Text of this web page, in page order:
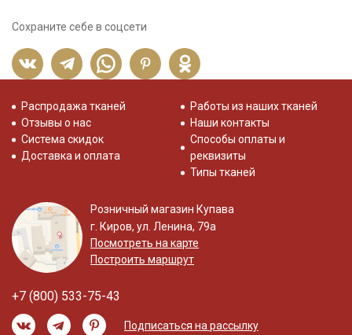
Сохраните себе в соцсети
Распродажа тканей
Отзывы о нас
Система скидок
Доставка и оплата
Работы из наших тканей
Наши контакты
Способы оплаты и
реквизиты
Типы тканей
Розничный магазин Купава
г. Киров, ул. Ленина, 79а
Посмотреть на карте
Построить маршрут
+7 (800) 533-75-43
Подписаться на рассылку